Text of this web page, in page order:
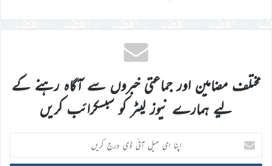
مختلف مضامین اور جماعتی خبروں سے آگاہ رہنے کے
لیے ہمارے نیوز لیٹر کو سبسکرائب کریں
اپنا
ای